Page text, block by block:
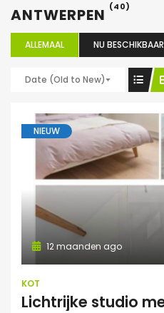
ANTWERPEN (40)
ALLEMAAL NU BESCHIKBAAR
Date (Old to New)
NIEUW
12 maanden ago
KOT